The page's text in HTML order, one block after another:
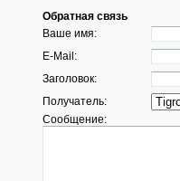
Обратная связь
Ваше имя:
E-Mail:
Заголовок:
Получатель:
Сообщение: